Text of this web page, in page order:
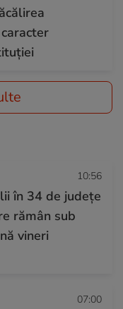
10:56
în 34 de județe
rămân sub
vineri
07:00